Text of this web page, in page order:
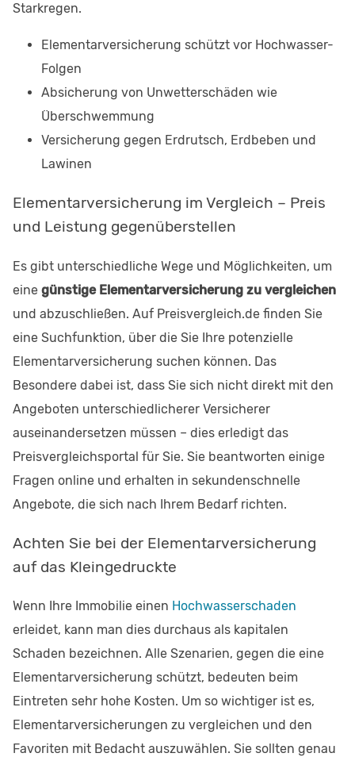
Starkregen.
Elementarversicherung schützt vor Hochwasser-
Folgen
Absicherung von Unwetterschäden wie
Überschwemmung
Versicherung gegen Erdrutsch, Erdbeben und
Lawinen
Elementarversicherung im Vergleich – Preis
und Leistung gegenüberstellen
Es gibt unterschiedliche Wege und Möglichkeiten, um
eine günstige Elementarversicherung zu vergleichen
und abzuschließen. Auf Preisvergleich.de finden Sie
eine Suchfunktion, über die Sie Ihre potenzielle
Elementarversicherung suchen können. Das
Besondere dabei ist, dass Sie sich nicht direkt mit den
Angeboten unterschiedlicherer Versicherer
auseinandersetzen müssen – dies erledigt das
Preisvergleichsportal für Sie. Sie beantworten einige
Fragen online und erhalten in sekundenschnelle
Angebote, die sich nach Ihrem Bedarf richten.
Achten Sie bei der Elementarversicherung
auf das Kleingedruckte
Wenn Ihre Immobilie einen Hochwasserschaden
erleidet, kann man dies durchaus als kapitalen
Schaden bezeichnen. Alle Szenarien, gegen die eine
Elementarversicherung schützt, bedeuten beim
Eintreten sehr hohe Kosten. Um so wichtiger ist es,
Elementarversicherungen zu vergleichen und den
Favoriten mit Bedacht auszuwählen. Sie sollten genau